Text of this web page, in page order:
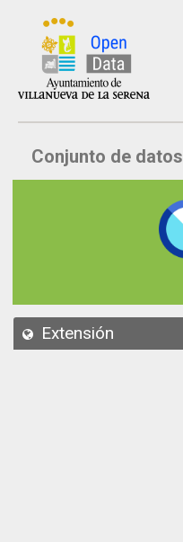
Inicio
Datos
API
Conjunto de datos
Extensión